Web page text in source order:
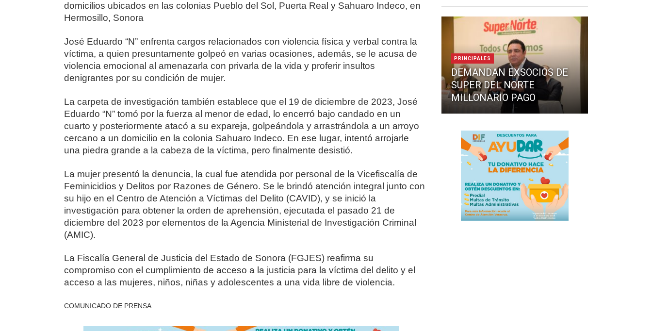
domicilios ubicados en las colonias Pueblo del Sol, Puerta Real y Sahuaro Indeco, en
Hermosillo, Sonora
José Eduardo “N” enfrenta cargos relacionados con violencia física y verbal contra la
víctima, a quien presuntamente golpeó en varias ocasiones, además, se le acusa de
violencia emocional al amenazarla con privarla de la vida y proferir insultos
denigrantes por su condición de mujer.
La carpeta de investigación también establece que el 19 de diciembre de 2023, José
Eduardo “N” tomó por la fuerza al menor de edad, lo encerró bajo candado en un
cuarto y posteriormente atacó a su expareja, golpeándola y arrastrándola a un arroyo
cercano a un domicilio en la colonia Sahuaro Indeco. En ese lugar, intentó arrojarle
una piedra grande a la cabeza de la víctima, pero finalmente desistió.
La mujer presentó la denuncia, la cual fue atendida por personal de la Vicefiscalía de
Feminicidios y Delitos por Razones de Género. Se le brindó atención integral junto con
su hijo en el Centro de Atención a Víctimas del Delito (CAVID), y se inició la
investigación para obtener la orden de aprehensión, ejecutada el pasado 21 de
diciembre del 2023 por elementos de la Agencia Ministerial de Investigación Criminal
(AMIC).
La Fiscalía General de Justicia del Estado de Sonora (FGJES) reafirma su
compromiso con el cumplimiento de acceso a la justicia para la víctima del delito y el
acceso a las mujeres, niños, niñas y adolescentes a una vida libre de violencia.
COMUNICADO DE PRENSA
PRINCIPALES
DEMANDAN EXSOCIOS DE
SUPER DEL NORTE
MILLONARIO PAGO